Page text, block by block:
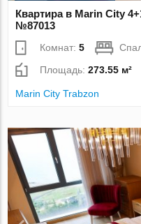
Квартира в Marin City
№87013
Комнат:5
Площадь:273.55 м²
Marin City Trabzon